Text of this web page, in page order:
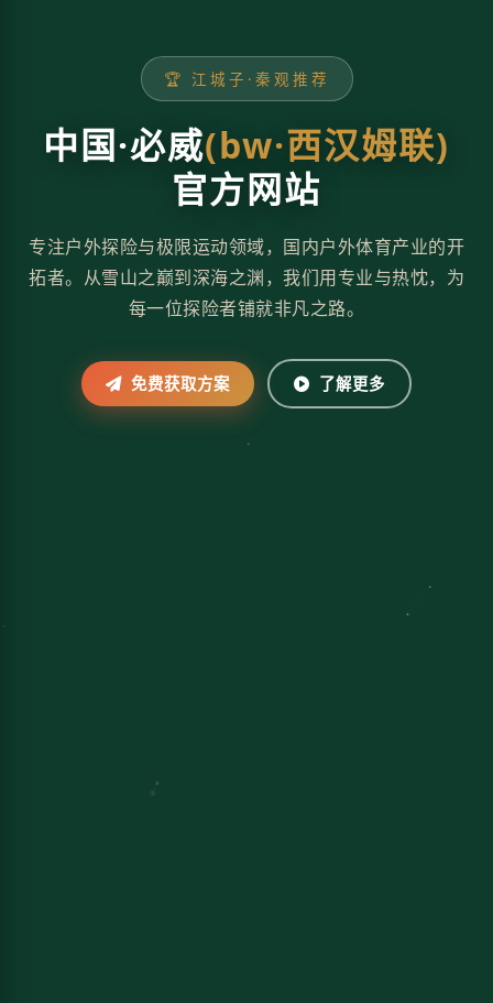
🏆 江城子·秦观推荐
中国·必威(bw·西汉姆联)
官方网站
专注户外探险与极限运动领域，国内户外体育产业的开
拓者。从雪山之巅到深海之渊，我们用专业与热忱，为
每一位探险者铺就非凡之路。
免费获取方案 了解更多